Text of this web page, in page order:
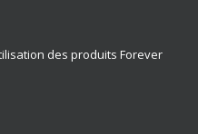
des produits Forever